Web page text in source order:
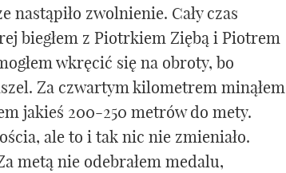
zwolnienie. Cały czas
biegłem z Piotrkiem Ziębą i Piotrem
wkręcić się na obroty, bo
Za czwartym kilometrem minąłem
jakieś 200-250 metrów do mety.
ale to i tak nic nie zmieniało.
metą nie odebrałem medalu,